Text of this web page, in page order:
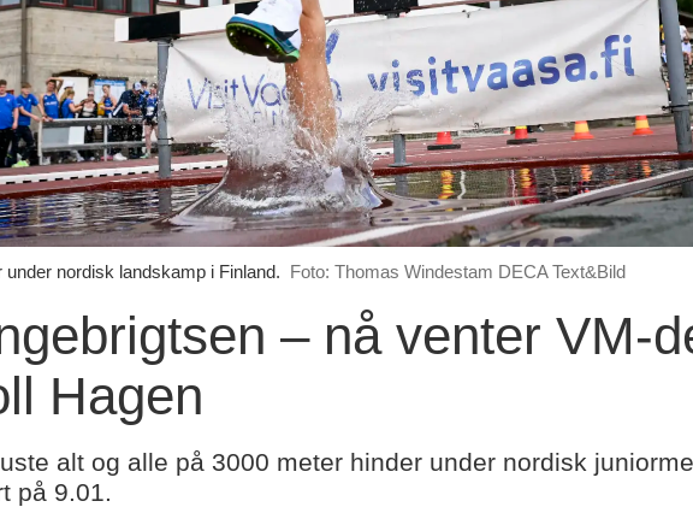
nordisk landskamp i Finland. Foto: Thomas Windestam DECA Text&Bild
– nå venter VM-
Hagen
alt og alle på 3000 meter hinder under nordisk
på 9.01.